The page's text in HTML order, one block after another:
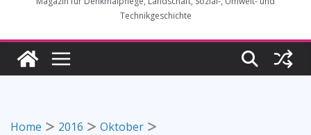
Ausstellung in Bochum vom 28. Mai 2026 bis 31.
Rahmenprogramm der Tagung des
Bundesverbands Industriekultur in Augsburg 11/26
Technikgeschichte
Home 2016
Oktober